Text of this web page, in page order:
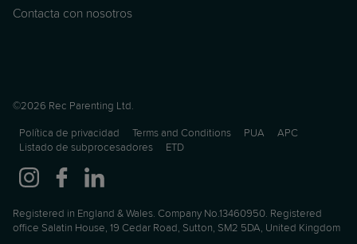
Contacta con nosotros
©2026 Rec Parenting Ltd.
Política de privacidad Terms and Conditions PUA
APC
Listado de subprocesadores
ETD
Registered in England & Wales. Company No.13460950. Registered
office Salatin House, 19 Cedar Road, Sutton, SM2 5DA, United Kingdom